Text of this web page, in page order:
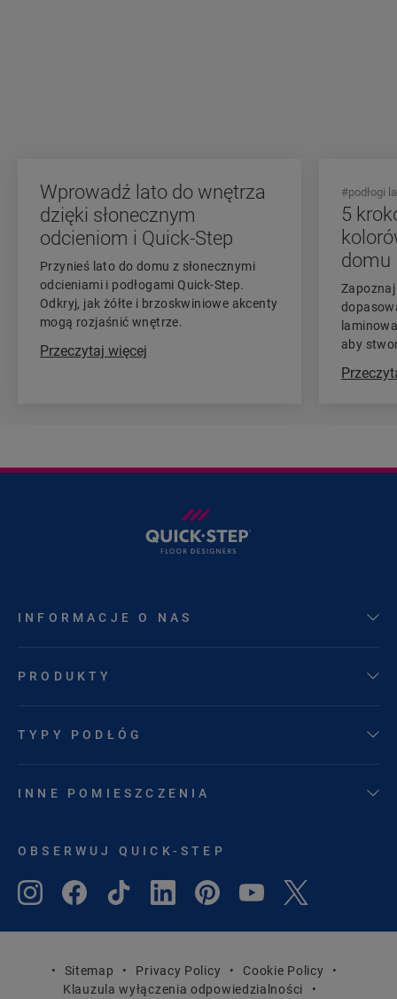
Wprowadź lato do wnętrza
dzięki słonecznym
odcieniom i Quick-Step
Przynieś lato do domu z słonecznymi
odcieniami i podłogami Quick-Step.
Odkryj, jak żółte i brzoskwiniowe akcenty
mogą rozjaśnić wnętrze.
Przeczytaj więcej
5
domu
aby
#podłogi
INFORMACJE O NAS
PRODUKTY
TYPY PODŁÓG
INNE POMIESZCZENIA
OBSERWUJ QUICK-STEP
Sitemap Privacy Policy
Cookie Policy
Klauzula wyłączenia odpowiedzialności